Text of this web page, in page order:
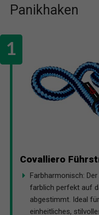
Panikhaken
Covalliero
Farbharmonisch:
farblich perfekt auf
abgestimmt. Ideal
einheitliches,